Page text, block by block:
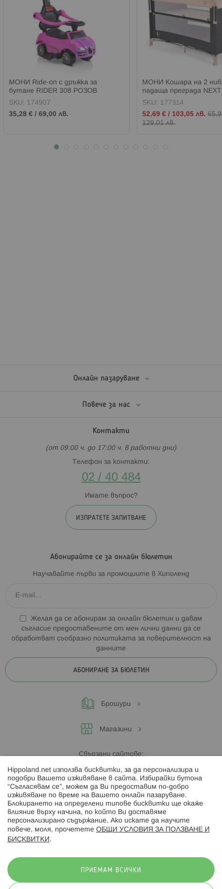
МОНИ Ride-on с дръжка за
бутане RIDER 308 РОЗОВ
SKU: 174907
35,28 € / 69,00 лв.
МОНИ Кошара на 2
падаща преграда NEXT
БЕЖОВА
SKU: 177314
Промо
цена
52,69 €/ 103,05 лв.
129,01 лв.
Онлайн пазаруване
Повече за нас
Контакти
(от 09:00 ч. до 17:00 ч. в работни дни)
Телефон за контакти:
02 / 40 484
Имате въпрос?
ИЗПРАТЕТЕ ЗАПИТВАНЕ
Абонирайте се за онлайн бюлетин
Научавайте първи за промоциите в Хиполенд
Желая да се абонирам за онлайн бюлетин и давам
съгласие предоставените от мен лични данни да се
обработват съобразно политиката за поверителност на
данните
АБОНИРАНЕ ЗА БЮЛЕТИН
Брошури
Магазини
Свързани сайтове:
Hippoland.ro
Последвайте ни:
Hippoland.net използва бисквитки, за да персонализира и
подобри Вашето изживяване в сайта. Избирайки бутона
“Съгласявам се”, можем да Ви предоставим по-добро
изживяване по време на Вашето онлайн пазаруване.
Блокирането на определени типове бисквитки ще окаже
влияние върху начина, по който Ви доставяме
персонализирано съдържание. Ако искате да научите
повече, моля, прочетете ОБЩИ УСЛОВИЯ ЗА ПОЛЗВАНЕ И
БИСКВИТКИ .
ПРИЕМАМ ВСИЧКИ